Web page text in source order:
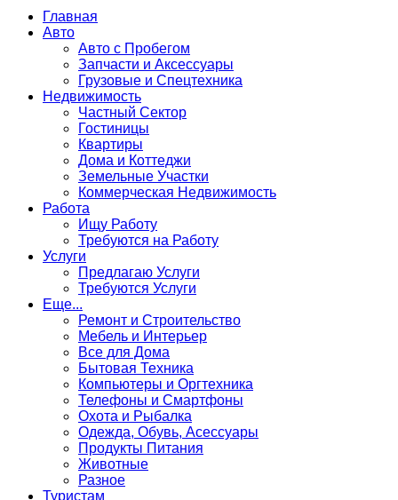
Главная
Авто
Авто с Пробегом
Запчасти и Аксессуары
Грузовые и Спецтехника
Недвижимость
Частный Сектор
Гостиницы
Квартиры
Дома и Коттеджи
Земельные Участки
Коммерческая Недвижимость
Работа
Ищу Работу
Требуются на Работу
Услуги
Предлагаю Услуги
Требуются Услуги
Еще...
Ремонт и Строительство
Мебель и Интерьер
Все для Дома
Бытовая Техника
Компьютеры и Оргтехника
Телефоны и Смартфоны
Охота и Рыбалка
Одежда, Обувь, Асессуары
Продукты Питания
Животные
Разное
Туристам